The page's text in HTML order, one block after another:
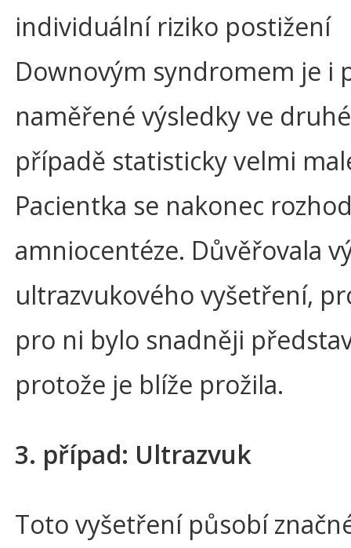
individuální riziko postižení
Downovým syndromem je i
naměřené výsledky ve
případě statisticky velmi
Pacientka se nakonec
amniocentéze. Důvěřovala
ultrazvukového vyšetření,
pro ni bylo snadněji
protože je blíže prožila.
3. případ: Ultrazvuk
Toto vyšetření působí